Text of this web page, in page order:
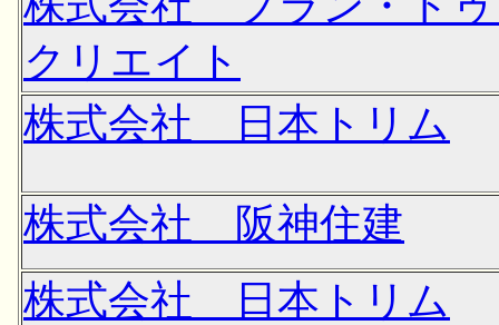
クリエイト
株式会社 日本トリム
株式会社 阪神住建
株式会社 日本トリム